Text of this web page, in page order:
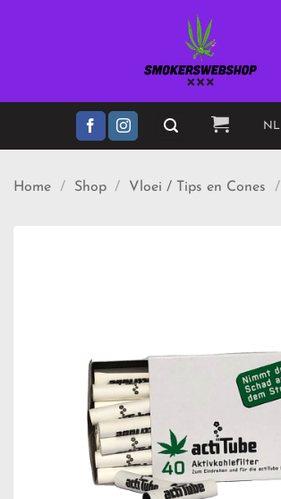
NL
Home / Shop / Vloei / Tips en Cones /